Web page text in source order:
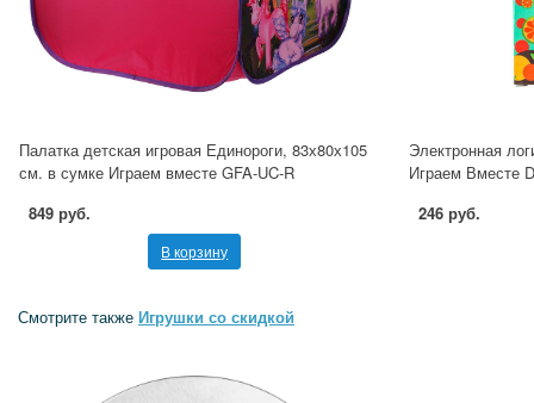
Палатка детская игровая Единороги, 83х80х105
см. в сумке Играем вместе GFA-UC-R
849 руб.
В корзину
Электронная
Играем Вместе
246 руб.
Смотрите также Игрушки со скидкой